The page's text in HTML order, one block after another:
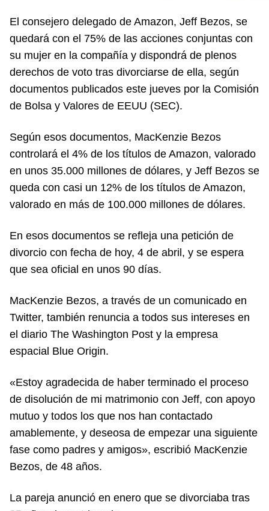
El consejero delegado de Amazon, Jeff Bezos, se
quedará con el 75% de las acciones conjuntas con
su mujer en la compañía y dispondrá de plenos
derechos de voto tras divorciarse de ella, según
documentos publicados este jueves por la Comisión
de Bolsa y Valores de EEUU (SEC).
Según esos documentos, MacKenzie Bezos
controlará el 4% de los títulos de Amazon, valorado
en unos 35.000 millones de dólares, y Jeff Bezos se
queda con casi un 12% de los títulos de Amazon,
valorado en más de 100.000 millones de dólares.
En esos documentos se refleja una petición de
divorcio con fecha de hoy, 4 de abril, y se espera
que sea oficial en unos 90 días.
MacKenzie Bezos, a través de un comunicado en
Twitter, también renuncia a todos sus intereses en
el diario The Washington Post y la empresa
espacial Blue Origin.
«Estoy agradecida de haber terminado el proceso
de disolución de mi matrimonio con Jeff, con apoyo
mutuo y todos los que nos han contactado
amablemente, y deseosa de empezar una siguiente
fase como padres y amigos», escribió MacKenzie
Bezos, de 48 años.
La pareja anunció en enero que se divorciaba tras